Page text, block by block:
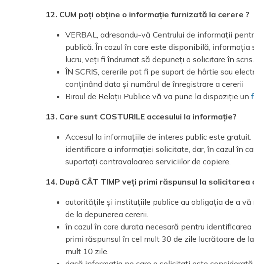
12. CUM poți obține o informație furnizată la cerere ?
VERBAL, adresandu-vă Centrului de informații
publică. În cazul în care este disponibilă,
lucru, veți fi îndrumat să depuneți o solicitare în scris.
ÎN SCRIS, cererile pot fi pe suport de hârtie sau
conținând data și numărul de înregistrare a cererii
Biroul de Relații Publice vă va pune la dispoziție un
13. Care sunt COSTURILE accesului la informație?
Accesul la informațiile de interes public este
identificare a informației solicitate, dar, în cazul în
suportați contravaloarea serviciilor de copiere.
14. După CÂT TIMP veți primi răspunsul la
autoritățile și instituțiile publice au obligația de a
de la depunerea cererii.
în cazul în care durata necesară pentru
primi răspunsul în cel mult 30 de zile lucrătoare de
mult 10 zile.